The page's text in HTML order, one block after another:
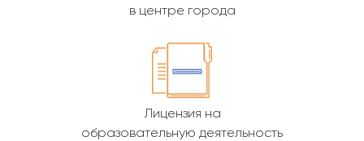
в центре города
Лицензия на
образовательную деятельность